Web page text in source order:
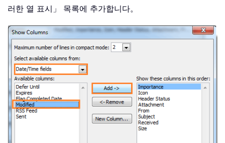
러한 열 표시」 목록에 추가합니다。